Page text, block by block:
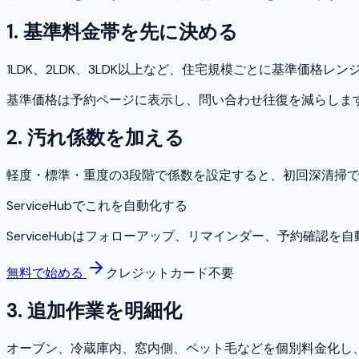
1. 基準料金帯を先に決める
1LDK、2LDK、3LDK以上など、住宅規模ごとに基準価格レ
基準価格は予約ページに表示し、問い合わせ往復を減らしま
2. 汚れ係数を加える
軽度・標準・重度の3段階で係数を設定すると、初回深清掃
ServiceHubでこれを自動化する
ServiceHubはフォローアップ、リマインダー、予約確認を
無料で始める クレジットカード不要
3. 追加作業を明細化
オーブン、冷蔵庫内、窓内側、ペット毛などを個別料金化